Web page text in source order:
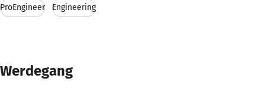
ProEngineer Engineering
Werdegang